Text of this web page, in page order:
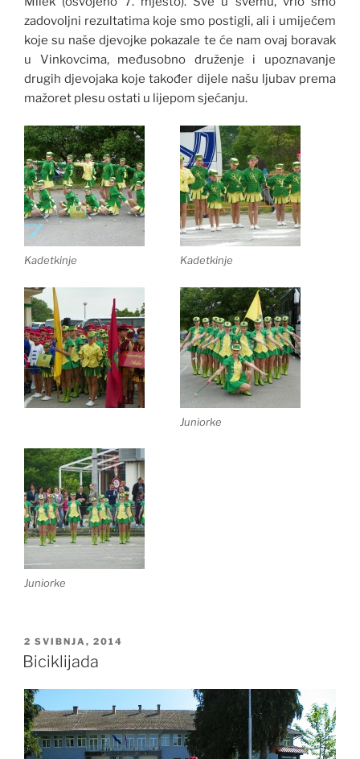
zadovoljni rezultatima koje smo postigli, ali i umijećem
koje su naše djevojke pokazale te će nam ovaj boravak
u Vinkovcima, međusobno druženje i upoznavanje
drugih djevojaka koje također dijele našu ljubav prema
mažoret plesu ostati u lijepom sjećanju.
Kadetkinje Kadetkinje
Juniorke
Juniorke
OBJAVLJENO
2 SVIBNJA, 2014
Biciklijada